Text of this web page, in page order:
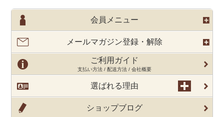
会員メニュー
メールマガジン登録・解除
ご利用ガイド
支払い方法 / 配送方法 / 会社概要
選ばれる理由
ショップブログ